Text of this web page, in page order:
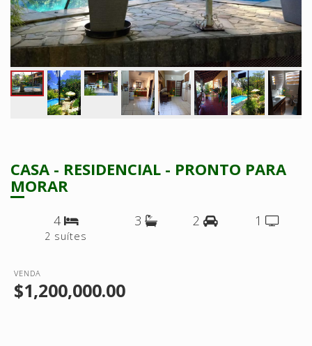
CASA - RESIDENCIAL - PRONTO PARA
MORAR
4
2 suítes
3 2 1
VENDA
$1,200,000.00